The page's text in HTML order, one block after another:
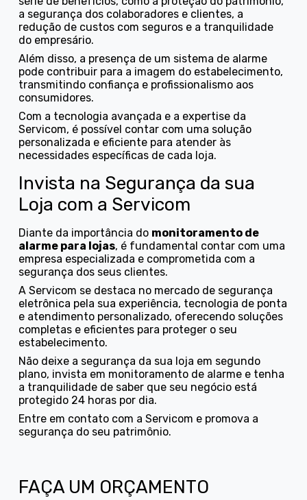
a segurança dos colaboradores e clientes, a
redução de custos com seguros e a tranquilidade
do empresário.
Além disso, a presença de um sistema de alarme
pode contribuir para a imagem do estabelecimento,
transmitindo confiança e profissionalismo aos
consumidores.
Com a tecnologia avançada e a expertise da
Servicom, é possível contar com uma solução
personalizada e eficiente para atender às
necessidades específicas de cada loja.
Invista na Segurança da sua
Loja com a Servicom
Diante da importância do monitoramento de
alarme para lojas, é fundamental contar com uma
empresa especializada e comprometida com a
segurança dos seus clientes.
A Servicom se destaca no mercado de segurança
eletrônica pela sua experiência, tecnologia de ponta
e atendimento personalizado, oferecendo soluções
completas e eficientes para proteger o seu
estabelecimento.
Não deixe a segurança da sua loja em segundo
plano, invista em monitoramento de alarme e tenha
a tranquilidade de saber que seu negócio está
protegido 24 horas por dia.
Entre em contato com a Servicom e promova a
segurança do seu patrimônio.
FAÇA UM ORÇAMENTO